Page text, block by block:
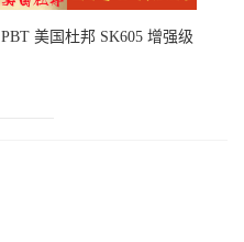
PBT 美国杜邦 SK605 增强级